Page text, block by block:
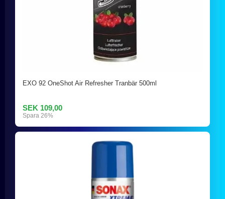
EXO 92 OneShot Air Refresher Tranbär 500ml
SEK 109,00
Spara 26%